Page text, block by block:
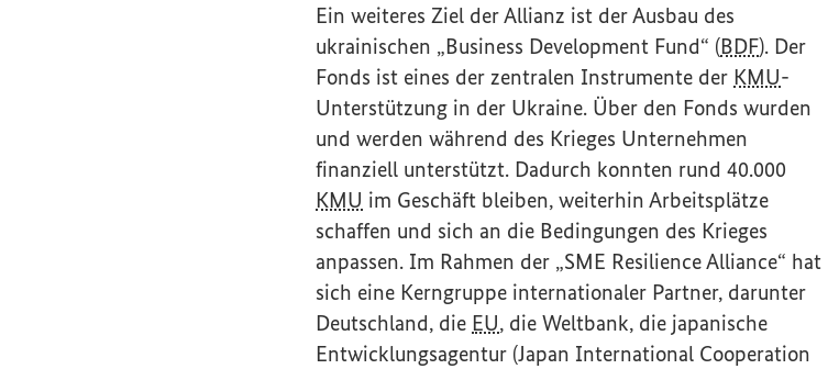
Ein weiteres Ziel der Allianz ist der Ausbau des
ukrainischen „Business Development Fund“ (BDF). Der
Fonds ist eines der zentralen Instrumente der KMU-
Unterstützung in der Ukraine. Über den Fonds wurden
und werden während des Krieges Unternehmen
finanziell unterstützt. Dadurch konnten rund 40.000
KMU im Geschäft bleiben, weiterhin Arbeitsplätze
schaffen und sich an die Bedingungen des Krieges
anpassen. Im Rahmen der „SME Resilience Alliance“ hat
sich eine Kerngruppe internationaler Partner, darunter
Deutschland, die EU, die Weltbank, die japanische
Entwicklungsagentur (Japan International Cooperation